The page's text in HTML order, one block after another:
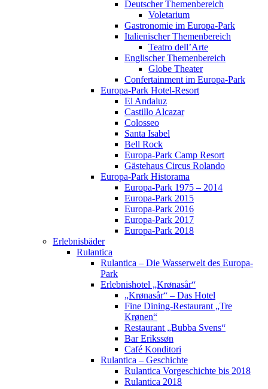
Deutscher Themenbereich
Voletarium
Gastronomie im Europa-Park
Italienischer Themenbereich
Teatro dell’Arte
Englischer Themenbereich
Globe Theater
Confertainment im Europa-Park
Europa-Park Hotel-Resort
El Andaluz
Castillo Alcazar
Colosseo
Santa Isabel
Bell Rock
Europa-Park Camp Resort
Gästehaus Circus Rolando
Europa-Park Historama
Europa-Park 1975 – 2014
Europa-Park 2015
Europa-Park 2016
Europa-Park 2017
Europa-Park 2018
Erlebnisbäder
Rulantica
Rulantica – Die Wasserwelt des Europa-
Park
Erlebnishotel „Krønasår“
„Krønasår“ – Das Hotel
Fine Dining-Restaurant „Tre
Krønen“
Restaurant „Bubba Svens“
Bar Erikssøn
Café Konditori
Rulantica – Geschichte
Rulantica Vorgeschichte bis 2018
Rulantica 2018